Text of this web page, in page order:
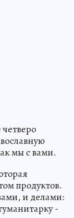
мы с вами.
продуктов.
и делами:
-